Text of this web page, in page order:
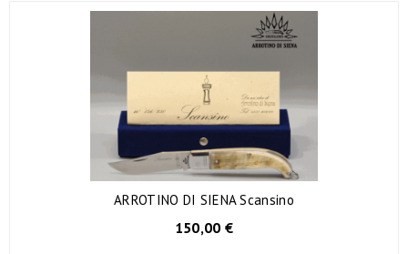
ARROTINO DI SIENA Scansino
150,00 €